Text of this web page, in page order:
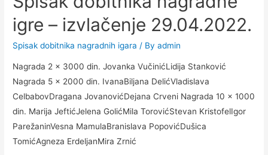
Petrolend
aqua
park
igre – izvlačenje 29.04.2022.
Spisak dobitnika nagradnih igara / Byadmin
Nagrada 2 x 3000 din. Jovanka VučinićLidija Stanković
Nagrada 5 x 2000 din. IvanaBiljana DelićVladislava
CelbabovDragana JovanovićDejana Crveni Nagrada 10 x 1000
din. Marija JeftićJelena GolićMila TorovićStevan KristofelIgor
ParežaninVesna MamulaBranislava PopovićDušica
TomićAgneza ErdeljanMira Zrnić